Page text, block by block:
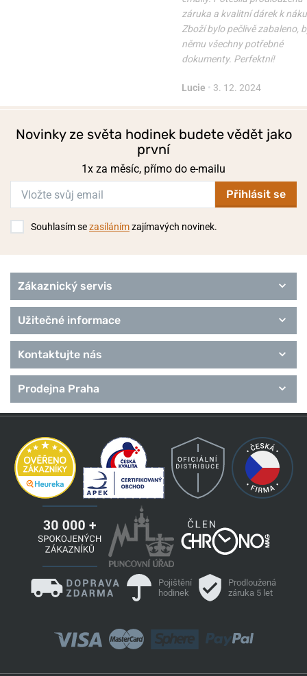
záruka a kvalitní dárek k
Zboží bylo pečlivě zabaleno,
němu všechny potřebné
dokumenty. Perfektní!
Lucie • 3. 12. 2024
Novinky ze světa hodinek budete vědět jako
první
1x za měsíc, přímo do e-mailu
Přihlásit se
Souhlasím sezasílánímzajímavých novinek.
Zákaznický servis
Užitečné informace
Kontaktujte nás
Prodejna Praha
Pojištění
hodinek
Prodloužená
záruka 5 let